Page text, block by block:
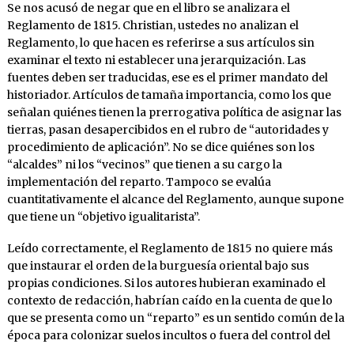
Se nos acusó de negar que en el libro se analizara el
Reglamento de 1815. Christian, ustedes no analizan el
Reglamento, lo que hacen es referirse a sus artículos sin
examinar el texto ni establecer una jerarquización. Las
fuentes deben ser traducidas, ese es el primer mandato del
historiador. Artículos de tamaña importancia, como los que
señalan quiénes tienen la prerrogativa política de asignar las
tierras, pasan desapercibidos en el rubro de “autoridades y
procedimiento de aplicación”. No se dice quiénes son los
“alcaldes” ni los “vecinos” que tienen a su cargo la
implementación del reparto. Tampoco se evalúa
cuantitativamente el alcance del Reglamento, aunque supone
que tiene un “objetivo igualitarista”.
Leído correctamente, el Reglamento de 1815 no quiere más
que instaurar el orden de la burguesía oriental bajo sus
propias condiciones. Si los autores hubieran examinado el
contexto de redacción, habrían caído en la cuenta de que lo
que se presenta como un “reparto” es un sentido común de la
época para colonizar suelos incultos o fuera del control del